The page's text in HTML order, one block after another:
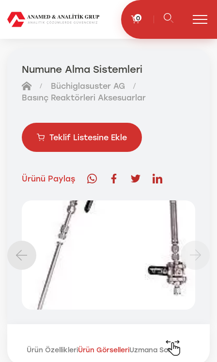
0
Numune Alma Sistemleri
Büchiglasuster AG
Basınç Reaktörleri Aksesuarlar
Teklif Listesine Ekle
Ürünü Paylaş
Ürün ÖzellikleriÜrün GörselleriUzmana Sor